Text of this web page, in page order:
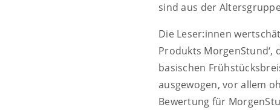
sind aus der
Die Leser:innen
Produkts MorgenStund‘,
basischen
ausgewogen, vor allem
Bewertung für